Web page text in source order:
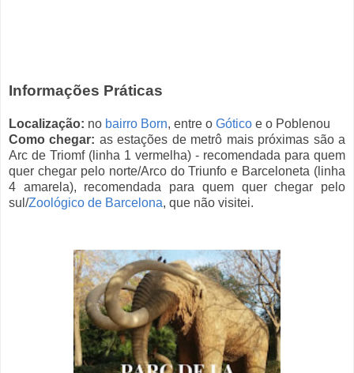
Informações Práticas
Localização: no bairro Born, entre o Gótico e o Poblenou
Como chegar: as estações de metrô mais próximas são a
Arc de Triomf (linha 1 vermelha) - recomendada para quem
quer chegar pelo norte/Arco do Triunfo e Barceloneta (linha
4 amarela), recomendada para quem quer chegar pelo
sul/Zoológico de Barcelona, que não visitei.